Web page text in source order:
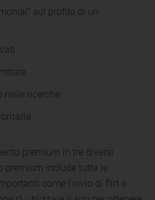
sul profilo di un
nelle ricerche
premium in tre diversi
premium include tutte le
come l'invio di flirt e